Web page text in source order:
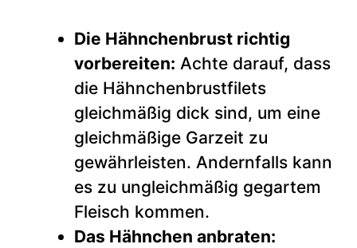
Die Hähnchenbrust richtig
vorbereiten: Achte darauf, dass
die Hähnchenbrustfilets
gleichmäßig dick sind, um eine
gleichmäßige Garzeit zu
gewährleisten. Andernfalls kann
es zu ungleichmäßig gegartem
Fleisch kommen.
Das Hähnchen anbraten: